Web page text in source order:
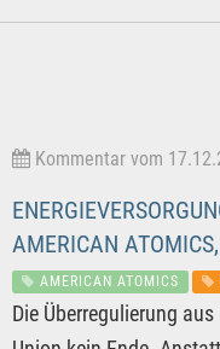
Kommentar vom
AMERICAN
AMERICAN ATOMICS
Die Überregulierung